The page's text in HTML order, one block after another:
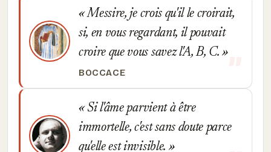
Messire, je crois qu'il le croirait,
si, en vous regardant, il pouvait
croire que vous savez l'A, B, C.
BOCCACE
Si l'âme parvient à être
immortelle, c'est sans doute parce
qu'elle est invisible.